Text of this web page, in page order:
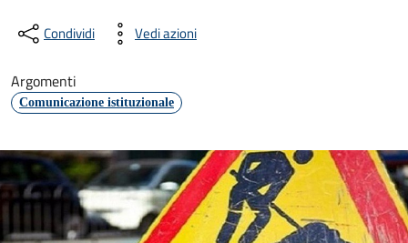
Condividi Vedi azioni
Argomenti
Comunicazione istituzionale